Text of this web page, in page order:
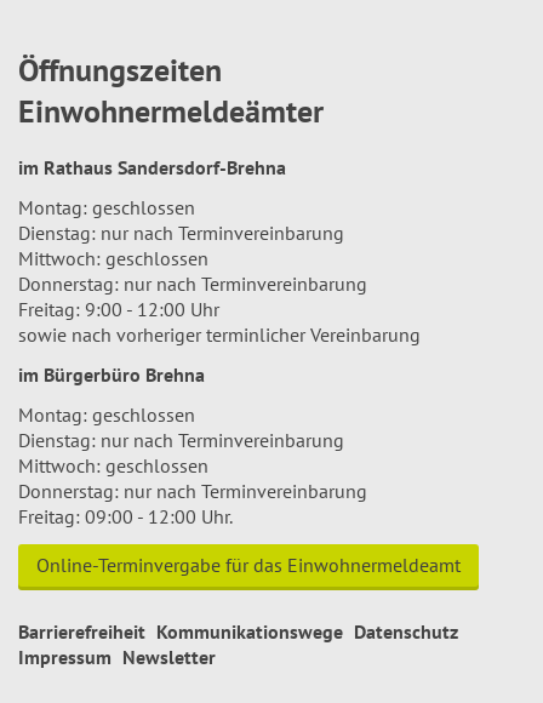
Öffnungszeiten
Einwohnermeldeämter
im Rathaus Sandersdorf-Brehna
Montag: geschlossen
Dienstag: nur nach Terminvereinbarung
Mittwoch: geschlossen
Donnerstag: nur nach Terminvereinbarung
Freitag: 9:00 - 12:00 Uhr
sowie nach vorheriger terminlicher Vereinbarung
im Bürgerbüro Brehna
Montag: geschlossen
Dienstag: nur nach Terminvereinbarung
Mittwoch: geschlossen
Donnerstag: nur nach Terminvereinbarung
Freitag: 09:00 - 12:00 Uhr.
Online-Terminvergabe für das Einwohnermeldeamt
Barrierefreiheit Kommunikationswege Datenschutz
Impressum Newsletter